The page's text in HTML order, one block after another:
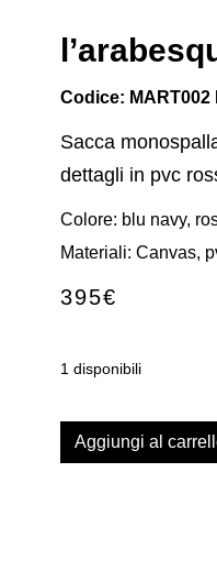
Codice: MART002
Sacca
dettagli in pvc
Colore: blu navy,
Materiali: Canvas,
395€
1 disponibili
Aggiungi al